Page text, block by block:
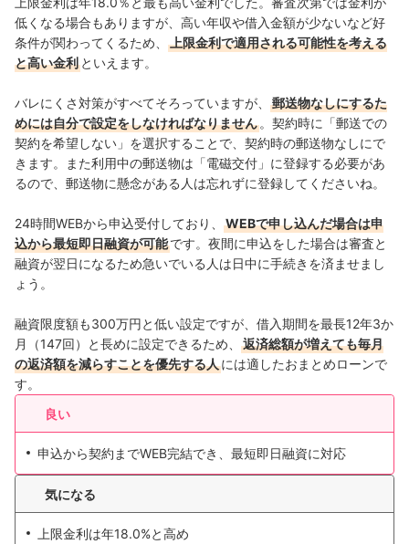
低くなる場合もありますが、高い年収や借入金額が少ないなど好
条件が関わってくるため、
上限金利で適用される可能性を考える
と高い金利 といえます。
バレにくさ対策がすべてそろっていますが、
郵送物なしにするた
めには自分で設定をしなければなりません 。契約時に「郵送での
契約を希望しない」を選択することで、契約時の郵送物なしにで
きます。また利用中の郵送物は「電磁交付」に登録する必要があ
るので、郵送物に懸念がある人は忘れずに登録してくださいね。
24時間WEBから申込受付しており、
WEBで申し込んだ場合は申
込から最短即日融資が可能です。夜間に申込をした場合は審査と
融資が翌日になるため急いでいる人は日中に手続きを済ませまし
ょう。
融資限度額も300万円と低い設定ですが、借入期間を最長12年3か
月（147回）と長めに設定できるため、
返済総額が増えても毎月
の返済額を減らすことを優先する人には適したおまとめローンで
す。
良い
申込から契約までWEB完結でき、最短即日融資に対応
気になる
上限金利は年18.0%と高め